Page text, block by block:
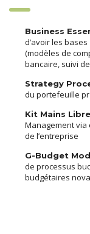
Business
d’avoir les
(modèles de
bancaire, suivi
Strategy
du portefeuille
Kit Mains
Management via
de l’entreprise
G-Budget
de processus
budgétaires